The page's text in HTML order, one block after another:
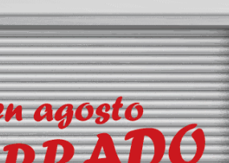
ESPAÑA INTERNACIONAL